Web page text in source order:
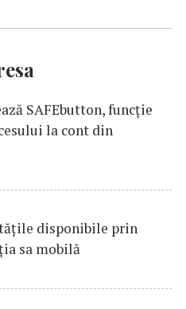
SAFEbutton, funcţie
la cont din
disponibile prin
sa mobilă